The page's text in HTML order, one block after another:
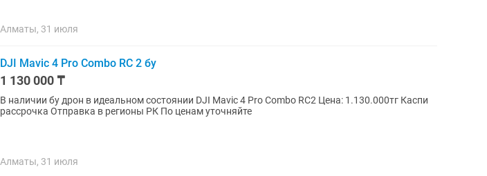
Алматы, 31 июля
DJI Mavic 4 Pro Combo RC 2 бу
1 130 000 ₸
В наличии бу дрон в идеальном состоянии DJI Mavic 4 Pro Combo RC2 Цена: 1.130.000тг Каспи
рассрочка Отправка в регионы РК По ценам уточняйте
Алматы, 31 июля